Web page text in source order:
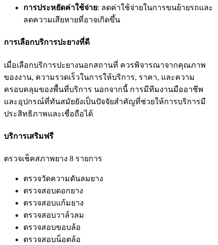
การประหยัดค่าใช้จ่าย: ลดค่าใช้จ่ายในการขนย้ายรถและ
ลดความเสียหายที่อาจเกิดขึ้น
การเลือกบริการปะยางที่ดี
เมื่อเลือกบริการปะยางนอกสถานที่ ควรพิจารณาจากคุณภาพ
ของงาน, ความรวดเร็วในการให้บริการ, ราคา, และความ
ครอบคลุมของพื้นที่บริการ นอกจากนี้ การมีทีมงานมืออาชีพ
และอุปกรณ์ที่ทันสมัยยังเป็นปัจจัยสำคัญที่ช่วยให้การบริการมี
ประสิทธิภาพและเชื่อถือได้
บริการเสริมฟรี
ตรวจเช็คสภาพยาง 8 รายการ
ตรวจวัดความดันลมยาง
ตรวจสอบดอกยาง
ตรวจสอบแก้มยาง
ตรวจสอบวาล์วลม
ตรวจสอบขอบล้อ
ตรวจสอบน็อตล้อ